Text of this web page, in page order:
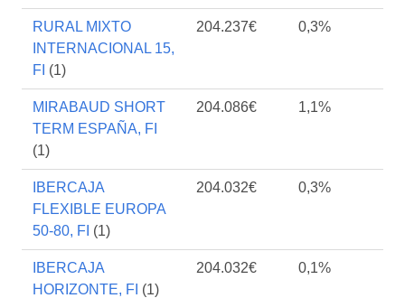
RURAL MIXTO
INTERNACIONAL 15,
FI (1)
204.237€ 0,3%
MIRABAUD SHORT
TERM ESPAÑA, FI
(1)
204.086€ 1,1%
IBERCAJA
FLEXIBLE EUROPA
50-80, FI (1)
204.032€ 0,3%
IBERCAJA
HORIZONTE, FI (1)
204.032€ 0,1%